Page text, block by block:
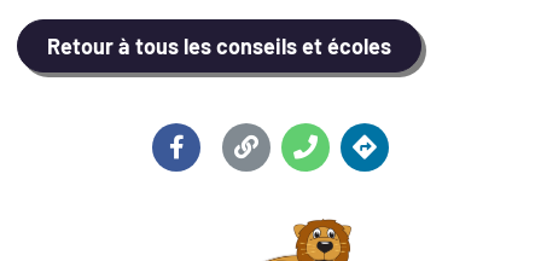
Retour à tous les conseils et écoles